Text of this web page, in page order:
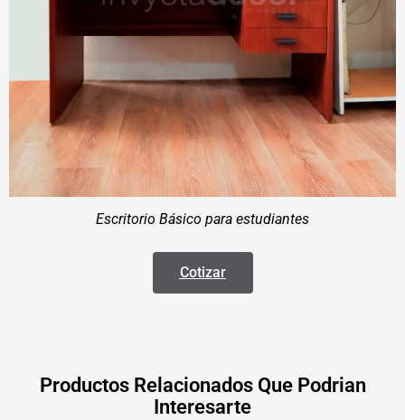
Escritorio Básico para estudiantes
Cotizar
Productos Relacionados Que Podrian
Interesarte